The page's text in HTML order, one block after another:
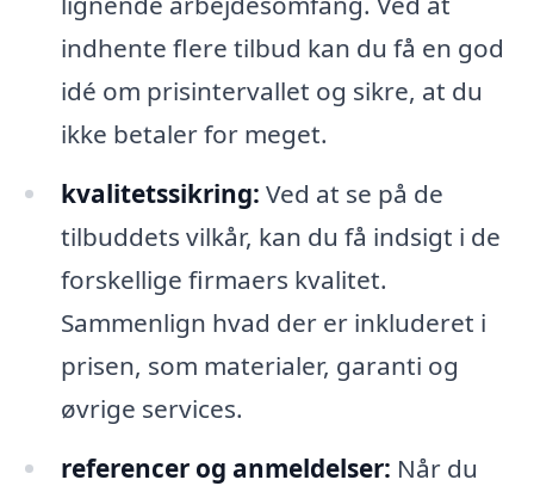
indhente flere tilbud kan du få en god
idé om prisintervallet og sikre, at du
ikke betaler for meget.
kvalitetssikring: Ved at se på de
tilbuddets vilkår, kan du få indsigt i de
forskellige firmaers kvalitet.
Sammenlign hvad der er inkluderet i
prisen, som materialer, garanti og
øvrige services.
referencer og anmeldelser: Når du